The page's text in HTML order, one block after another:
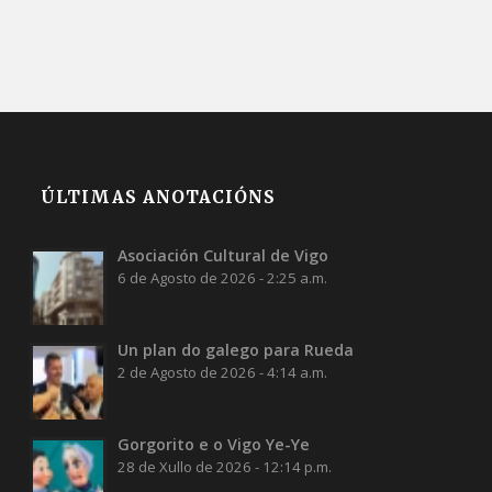
ÚLTIMAS ANOTACIÓNS
Asociación Cultural de Vigo
6 de Agosto de 2026 - 2:25 a.m.
Un plan do galego para Rueda
2 de Agosto de 2026 - 4:14 a.m.
Gorgorito e o Vigo Ye-Ye
28 de Xullo de 2026 - 12:14 p.m.